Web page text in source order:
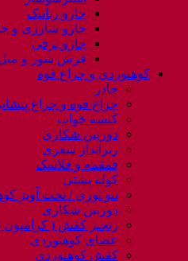
جارو رباتیک
جارو شارژی و
جارو برقی
فرش شور و
کوهنوردی و چراغ قوه
چادر
چراغ قوه و چراغ
کیسه خواب
دوربین شکاری
زیرانداز سفری
قمقمه و فلاسک
کوله پشتی
ننو توری / تخت آویز
دوربین شکاری
زنجیر کفش ( کرامپون
عصای کوهنوردی
کفش کوهنوردی